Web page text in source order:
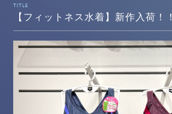
TITLE
【フィットネス水着】新作入荷！！